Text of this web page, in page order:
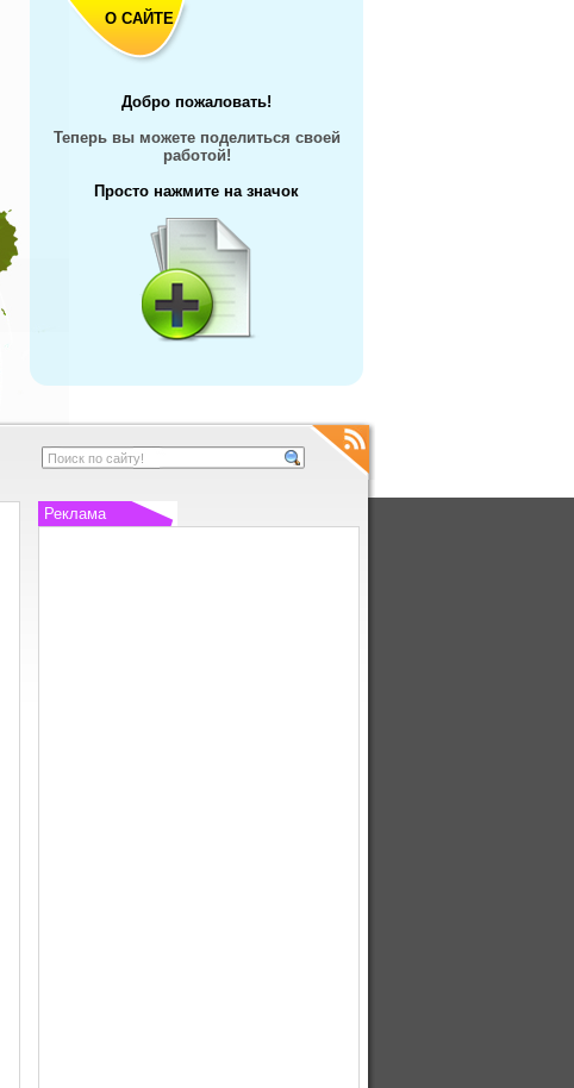
О САЙТЕ
Добро пожаловать!
Теперь вы можете поделиться своей
работой!
Просто нажмите на значок
Реклама